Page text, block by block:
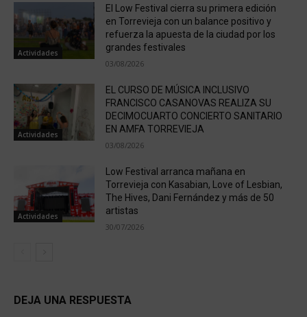
Actividades
El Low Festival cierra su primera edición
en Torrevieja con un balance positivo y
refuerza la apuesta de la ciudad por los
grandes festivales
03/08/2026
Actividades
EL CURSO DE MÚSICA INCLUSIVO
FRANCISCO CASANOVAS REALIZA SU
DECIMOCUARTO CONCIERTO SANITARIO
EN AMFA TORREVIEJA
03/08/2026
Actividades
Low Festival arranca mañana en
Torrevieja con Kasabian, Love of Lesbian,
The Hives, Dani Fernández y más de 50
artistas
30/07/2026
DEJA UNA RESPUESTA